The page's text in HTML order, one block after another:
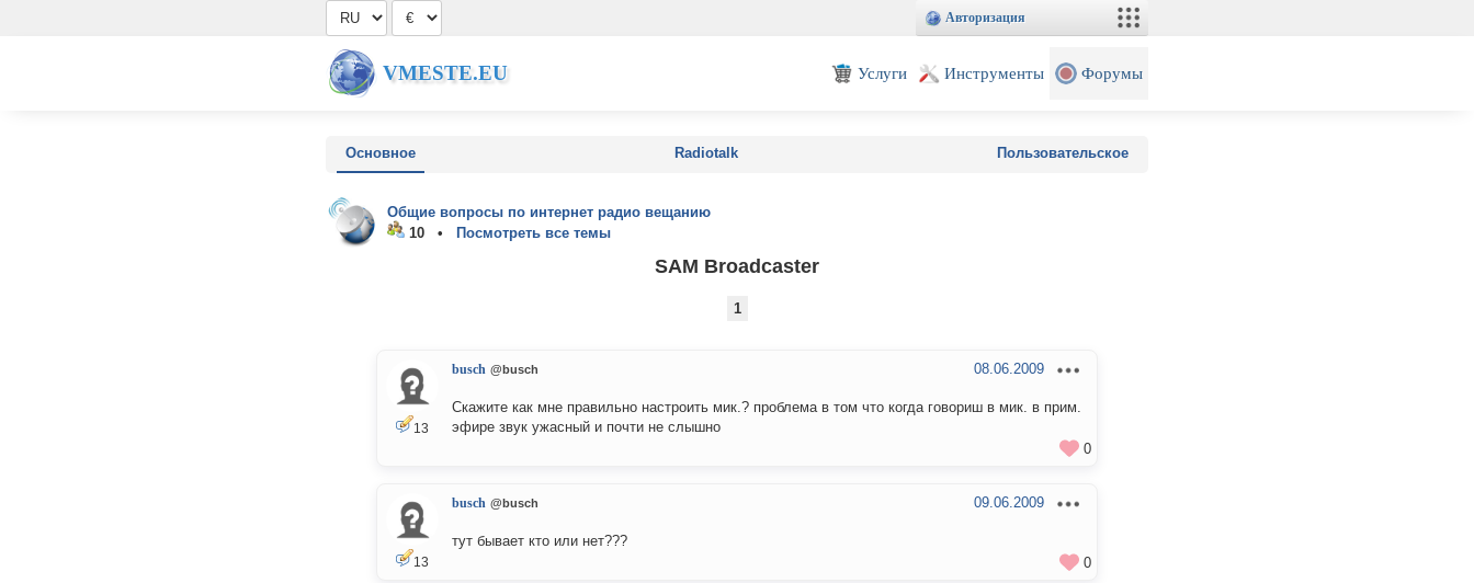
Авторизация
VMESTE.EU Услуги Инструменты Форумы
Основное Radiotalk Пользовательское
Общие вопросы по интернет радио вещанию
10 •
Посмотреть все темы
SAM Broadcaster
1
13
busch @busch 08.06.2009
Скажите как мне правильно настроить мик.? проблема в том что когда говориш в мик. в прим.
эфире звук ужасный и почти не слышно
0
13
busch @busch 09.06.2009
тут бывает кто или нет???
0